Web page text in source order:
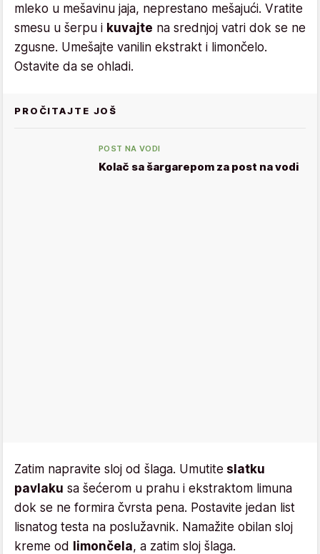
mleko u mešavinu jaja, neprestano mešajući. Vratite
smesu u šerpu i kuvajte na srednjoj vatri dok se ne
zgusne. Umešajte vanilin ekstrakt i limončelo.
Ostavite da se ohladi.
PROČITAJTE JOŠ
POST NA VODI
Kolač sa šargarepom za post na vodi
Zatim napravite sloj od šlaga. Umutite slatku
pavlaku sa šećerom u prahu i ekstraktom limuna
dok se ne formira čvrsta pena. Postavite jedan list
lisnatog testa na poslužavnik. Namažite obilan sloj
kreme od limončela, a zatim sloj šlaga.